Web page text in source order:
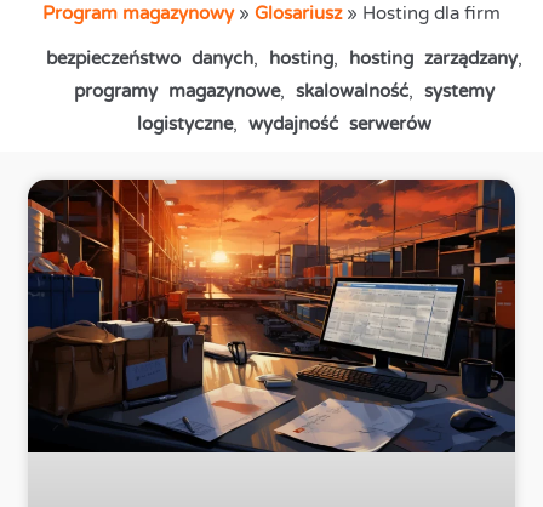
Program magazynowy» Glosariusz» Hosting dla firm
bezpieczeństwo danych, hosting, hosting zarządzany,
programy magazynowe, skalowalność, systemy
logistyczne, wydajność serwerów